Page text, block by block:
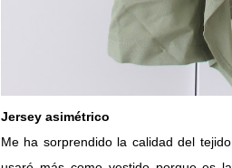
Jersey asimétrico
Me ha sorprendido la calidad del